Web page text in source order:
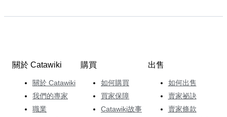
關於 Catawiki
關於 Catawiki
我們的專家
職業
購買
如何購買
買家保障
Catawiki故事
出售
如何出售
賣家祕訣
賣家條款